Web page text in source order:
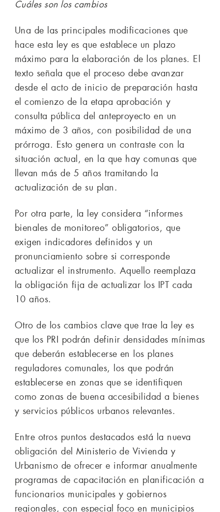
Cuáles son los cambios
Una de las principales modificaciones que
hace esta ley es que establece un plazo
máximo para la elaboración de los planes. El
texto señala que el proceso debe avanzar
desde el acto de inicio de preparación hasta
el comienzo de la etapa aprobación y
consulta pública del anteproyecto en un
máximo de 3 años, con posibilidad de una
prórroga. Esto genera un contraste con la
situación actual, en la que hay comunas que
llevan más de 5 años tramitando la
actualización de su plan.
Por otra parte, la ley considera “informes
bienales de monitoreo” obligatorios, que
exigen indicadores definidos y un
pronunciamiento sobre si corresponde
actualizar el instrumento. Aquello reemplaza
la obligación fija de actualizar los IPT cada
10 años.
Otro de los cambios clave que trae la ley es
que los PRI podrán definir densidades mínimas
que deberán establecerse en los planes
reguladores comunales, los que podrán
establecerse en zonas que se identifiquen
como zonas de buena accesibilidad a bienes
y servicios públicos urbanos relevantes.
Entre otros puntos destacados está la nueva
obligación del Ministerio de Vivienda y
Urbanismo de ofrecer e informar anualmente
programas de capacitación en planificación a
funcionarios municipales y gobiernos
regionales, con especial foco en municipios